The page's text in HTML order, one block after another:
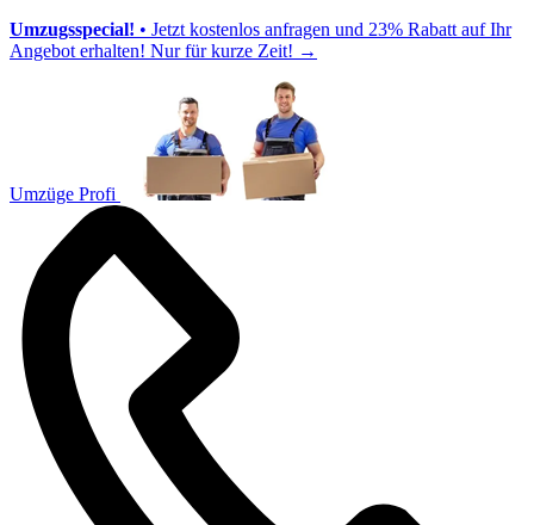
Umzugsspecial! • Jetzt kostenlos anfragen und 23% Rabatt auf Ihr
Angebot erhalten! Nur für kurze Zeit! →
Umzüge Profi